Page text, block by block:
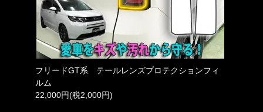
フリードGT系 テールレンズプロテクションフィ
ルム
22,000円(税2,000円)